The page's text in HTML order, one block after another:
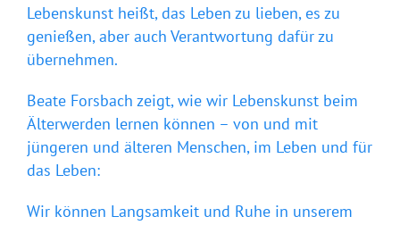
Lebenskunst heißt, das Leben zu lieben, es zu
genießen, aber auch Verantwortung dafür zu
übernehmen.
Beate Forsbach zeigt, wie wir Lebenskunst beim
Älterwerden lernen können – von und mit
jüngeren und älteren Menschen, im Leben und für
das Leben:
Wir können Langsamkeit und Ruhe in unserem